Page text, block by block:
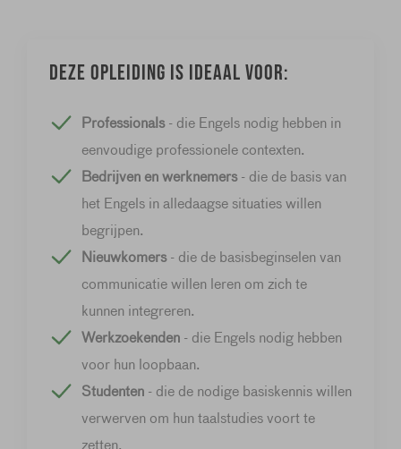
Deze opleiding is ideaal voor:
Professionals- die Engels nodig hebben in
eenvoudige professionele contexten.
Bedrijven en werknemers- die de basis van
het Engels in alledaagse situaties willen
begrijpen.
Nieuwkomers- die de basisbeginselen van
communicatie willen leren om zich te
kunnen integreren.
Werkzoekenden - die Engels nodig hebben
voor hun loopbaan.
Studenten - die de nodige basiskennis willen
verwerven om hun taalstudies voort te
zetten.